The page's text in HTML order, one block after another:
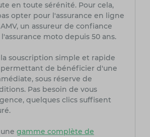
en toute sérénité. Pour cela,
opter pour l'assurance en ligne
un assureur de confiance
moto depuis 50 ans.
souscription simple et rapide
de bénéficier d'une
sous réserve de
Pas besoin de vous
quelques clics suffisent
gamme complète de